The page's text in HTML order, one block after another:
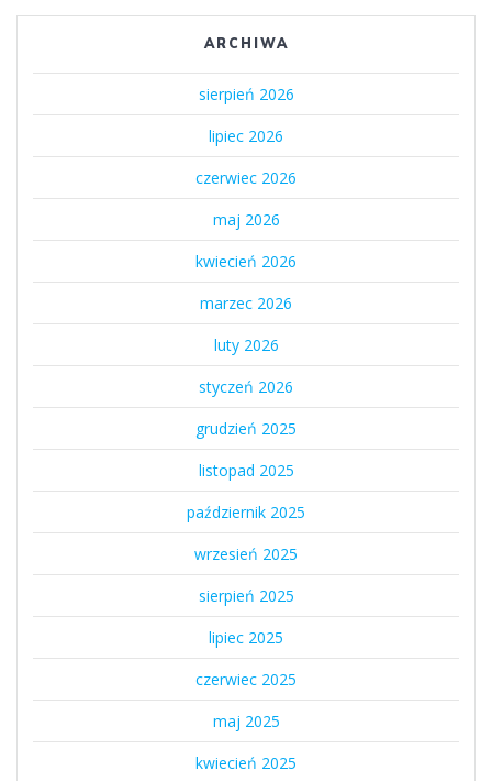
ARCHIWA
sierpień 2026
lipiec 2026
czerwiec 2026
maj 2026
kwiecień 2026
marzec 2026
luty 2026
styczeń 2026
grudzień 2025
listopad 2025
październik 2025
wrzesień 2025
sierpień 2025
lipiec 2025
czerwiec 2025
maj 2025
kwiecień 2025